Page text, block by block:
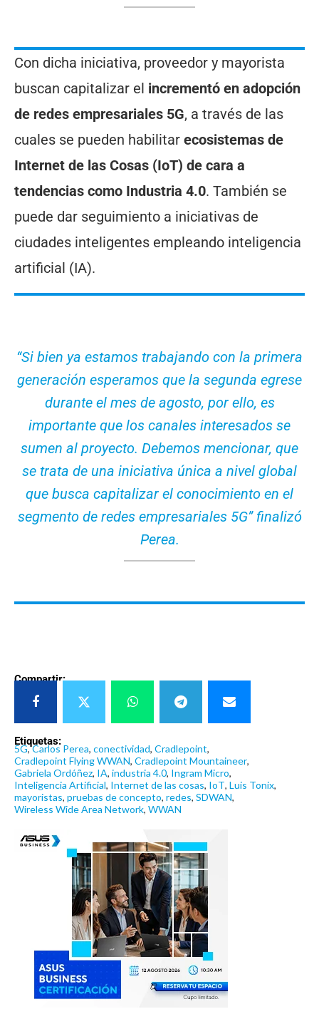
Con dicha iniciativa, proveedor y mayorista
buscan capitalizar el incrementó en adopción
de redes empresariales 5G, a través de las
cuales se pueden habilitar ecosistemas de
Internet de las Cosas (IoT) de cara a
tendencias como Industria 4.0. También se
puede dar seguimiento a iniciativas de
ciudades inteligentes empleando inteligencia
artificial (IA).
“Si bien ya estamos trabajando con la primera
generación esperamos que la segunda egrese
durante el mes de agosto, por ello, es
importante que los canales interesados se
sumen al proyecto. Debemos mencionar, que
se trata de una iniciativa única a nivel global
que busca capitalizar el conocimiento en el
segmento de redes empresariales 5G” finalizó
Perea.
Compartir:
Etiquetas:
5G,Carlos Perea, conectividad, Cradlepoint,
Cradlepoint Flying WWAN, Cradlepoint Mountaineer,
Gabriela Ordóñez, IA, industria 4.0, Ingram Micro,
Inteligencia Artificial, Internet de las cosas, IoT, Luis Tonix,
mayoristas, pruebas de concepto, redes, SDWAN,
Wireless Wide Area Network, WWAN